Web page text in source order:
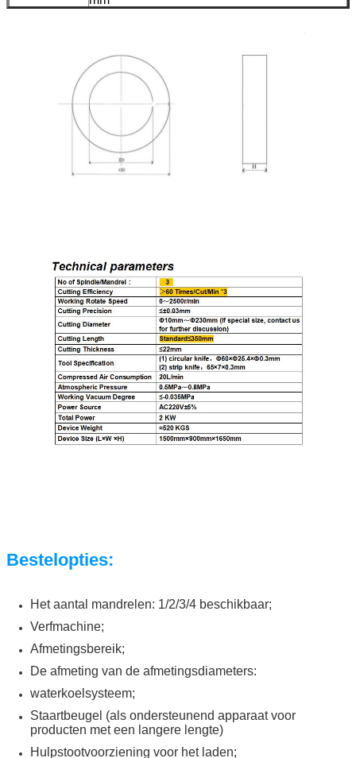
√De eenvoudige plaatsing van mandrels op
een roterende spindel
√Er zijn zowel gevormd als geëxtrudeerd
buisje beschikbaar
Bestelopties:
Het aantal mandrelen: 1/2/3/4 beschikbaar;
Verfmachine;
Afmetingsbereik;
De afmeting van de afmetingsdiameters:
waterkoelsysteem;
Staartbeugel (als ondersteunend apparaat voor
producten met een langere lengte)
Hulpstootvoorziening voor het laden;